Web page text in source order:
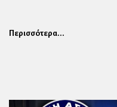
Περισσότερα...